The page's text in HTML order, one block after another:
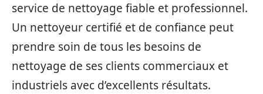
service de nettoyage fiable et professionnel.
Un nettoyeur certifié et de confiance peut
prendre soin de tous les besoins de
nettoyage de ses clients commerciaux et
industriels avec d’excellents résultats.